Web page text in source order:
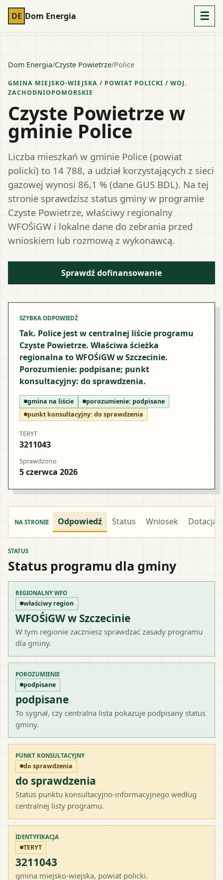
DE Dom Energia ☰
Dom Energia/Czyste Powietrze/Police
GMINA MIEJSKO-WIEJSKA / POWIAT POLICKI / WOJ.
ZACHODNIOPOMORSKIE
Czyste Powietrze w
gminie Police
Liczba mieszkań w gminie Police (powiat
policki) to 14 788, a udział korzystających z sieci
gazowej wynosi 86,1 % (dane GUS BDL). Na tej
stronie sprawdzisz status gminy w programie
Czyste Powietrze, właściwy regionalny
WFOŚiGW i lokalne dane do zebrania przed
wnioskiem lub rozmową z wykonawcą.
Sprawdź dofinansowanie
SZYBKA ODPOWIEDŹ
Tak. Police jest w centralnej liście programu
Czyste Powietrze. Właściwa ścieżka
regionalna to WFOŚiGW w Szczecinie.
Porozumienie: podpisane; punkt
konsultacyjny: do sprawdzenia.
gmina na liście porozumienie: podpisane
punkt konsultacyjny: do sprawdzenia
TERYT
3211043
Sprawdzono
5 czerwca 2026
NA STRONIE Odpowiedź Status Wniosek Dotacja
STATUS
Status programu dla gminy
REGIONALNY WFO
właściwy region
WFOŚiGW w Szczecinie
W tym regionie zaczniesz sprawdzać zasady programu
dla gminy.
POROZUMIENIE
podpisane
podpisane
To sygnał, czy centralna lista pokazuje podpisany status
gminy.
PUNKT KONSULTACYJNY
do sprawdzenia
do sprawdzenia
Status punktu konsultacyjno-informacyjnego według
centralnej listy programu.
IDENTYFIKACJA
TERYT
3211043
gmina miejsko-wiejska, powiat policki.